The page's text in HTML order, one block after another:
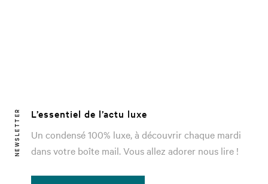
NEWSLETTER
L’essentiel de l’actu luxe
Un condensé 100% luxe, à découvrir chaque mardi
dans votre boîte mail. Vous allez adorer nous lire !